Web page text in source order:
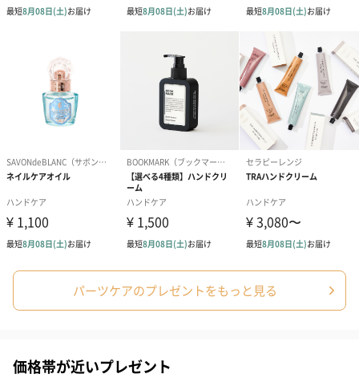
も1日遅くなります。
シーズンブーケ（ひま
ブーケ（ホワイトグリ
ブーケ（ピン
ドライフラワー・プリザーブドフラワー
自然のお花で作ったドライフラワー・プリザーブドフラワーを同
一部花材が写真と異なる場合がございます。予めご了承くださ
パーツケアのプレゼントをもっと見る
価格帯が近いプレゼント